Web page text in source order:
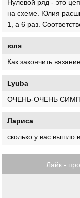
Нулевой ряд - это
на схеме. Юлия
1, а 6 раз.
юля
Как закончить
Lyuba
ОЧЕНЬ-ОЧЕНЬ
Лариса
сколько у вас вышло
Лайк -